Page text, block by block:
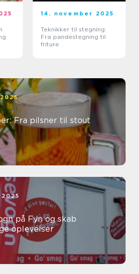
14. november 2025
Teknikker til stegning:
Fra pandestegning til
friture
Fra pilsner til stout
på Fyn og skab
oplevelser